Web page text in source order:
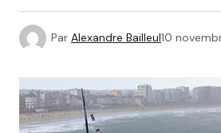
Par Alexandre Bailleul10